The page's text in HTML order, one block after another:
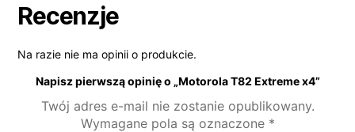
Recenzje
Na razie nie ma opinii o produkcie.
Napisz pierwszą opinię o „Motorola T82 Extreme x4”
Twój adres e-mail nie zostanie opublikowany.
Wymagane pola są oznaczone *